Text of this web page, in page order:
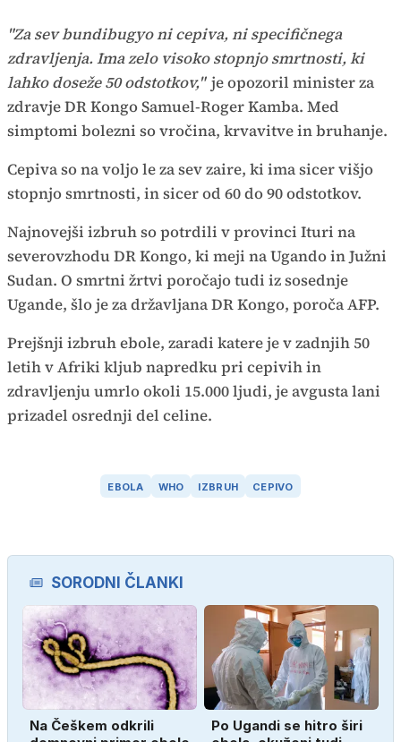
"Za sev bundibugyo ni cepiva, ni specifičnega
zdravljenja. Ima zelo visoko stopnjo smrtnosti, ki
lahko doseže 50 odstotkov," je opozoril minister za
zdravje DR Kongo Samuel-Roger Kamba. Med
simptomi bolezni so vročina, krvavitve in bruhanje.
Cepiva so na voljo le za sev zaire, ki ima sicer višjo
stopnjo smrtnosti, in sicer od 60 do 90 odstotkov.
Najnovejši izbruh so potrdili v provinci Ituri na
severovzhodu DR Kongo, ki meji na Ugando in Južni
Sudan. O smrtni žrtvi poročajo tudi iz sosednje
Ugande, šlo je za državljana DR Kongo, poroča AFP.
Prejšnji izbruh ebole, zaradi katere je v zadnjih 50
letih v Afriki kljub napredku pri cepivih in
zdravljenju umrlo okoli 15.000 ljudi, je avgusta lani
prizadel osrednji del celine.
EBOLA WHO IZBRUH CEPIVO
SORODNI ČLANKI
Na Češkem odkrili
Po Ugandi se hitro širi